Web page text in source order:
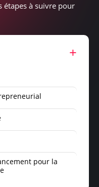
étapes à suivre pour
pour la